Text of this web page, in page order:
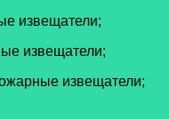
извещатели;
извещатели;
извещатели;